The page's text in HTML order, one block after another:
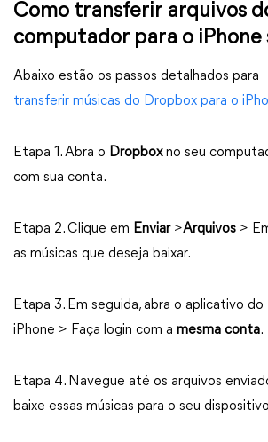
Como transferir arquivos
computador para o iPhone
Abaixo estão os passos detalhados para
transferir músicas do Dropbox para o
Etapa 1. Abra o Dropboxno seu
com sua conta.
Etapa 2. Clique em Enviar>Arquivos >
as músicas que deseja baixar.
Etapa 3. Em seguida, abra o aplicativo
iPhone > Faça login com a mesma conta.
Etapa 4. Navegue até os arquivos
baixe essas músicas para o seu